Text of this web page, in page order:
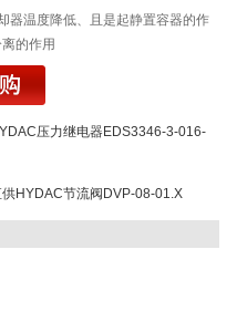
器温度降低、且是起静置容器的作
的作用
压力继电器EDS3346-3-016-
供HYDAC节流阀DVP-08-01.X